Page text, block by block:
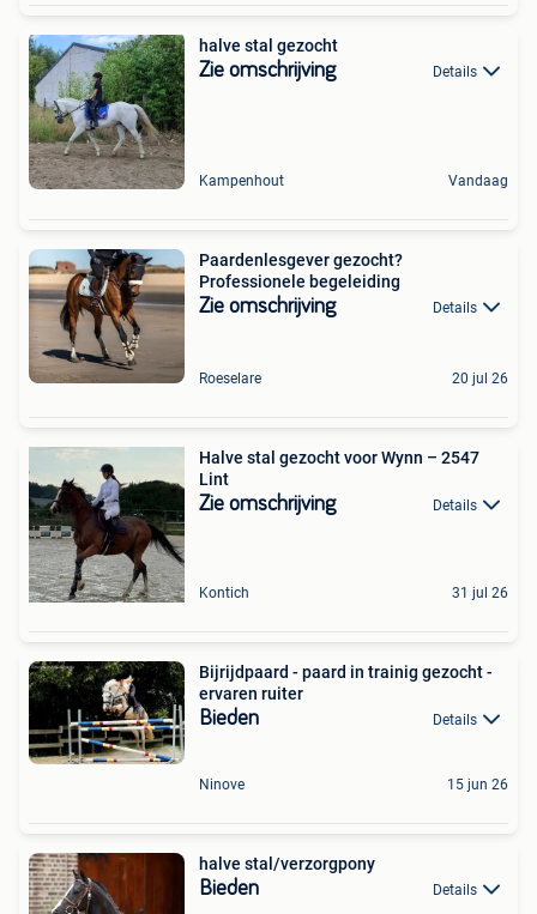
halve stal gezocht
Zie omschrijving Details
Kampenhout Vandaag
Paardenlesgever gezocht?
Professionele begeleiding
Zie omschrijving Details
Roeselare 20 jul 26
Halve stal gezocht voor Wynn – 2547
Lint
Zie omschrijving Details
Kontich 31 jul 26
Bijrijdpaard - paard in trainig gezocht -
ervaren ruiter
Bieden Details
Ninove 15 jun 26
halve stal/verzorgpony
Bieden Details